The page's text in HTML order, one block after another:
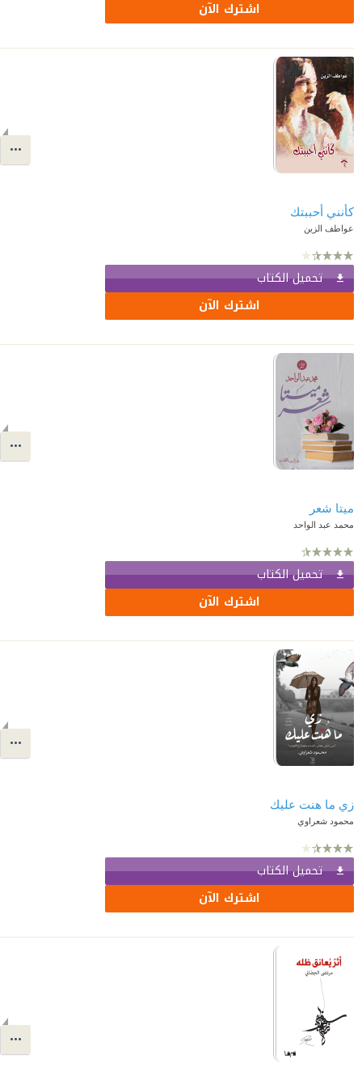
اشترك الآن
كأنني أحببتك
عواطف الزين
تحميل الكتاب
اشترك الآن
ميتا شعر
محمد عبد الواحد
تحميل الكتاب
اشترك الآن
زي ما هنت عليك
محمود شعراوي
تحميل الكتاب
اشترك الآن